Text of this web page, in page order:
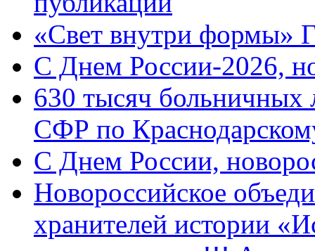
«Свет внутри формы»
C Днем России-2026,
630 тысяч больничных
СФР по
C Днем России,
Новороссийское
хранителей истории